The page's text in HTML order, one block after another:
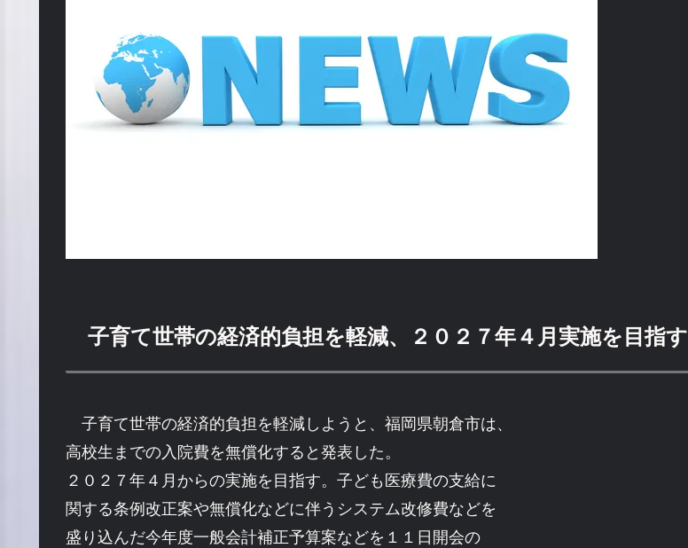
子育て世帯の経済的負担を軽減、２０２７年４月実施を目指す
子育て世帯の経済的負担を軽減しようと、福岡県朝倉市は、
高校生までの入院費を無償化すると発表した。
２０２７年４月からの実施を目指す。子ども医療費の支給に
関する条例改正案や無償化などに伴うシステム改修費などを
盛り込んだ今年度一般会計補正予算案などを１１日開会の